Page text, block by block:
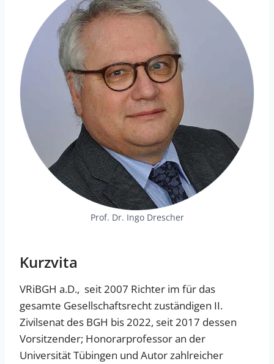
Prof. Dr. Ingo Drescher
Kurzvita
VRiBGH a.D., seit 2007 Richter im für das
gesamte Gesellschaftsrecht zuständigen II.
Zivilsenat des BGH bis 2022, seit 2017 dessen
Vorsitzender; Honorarprofessor an der
Universität Tübingen und Autor zahlreicher